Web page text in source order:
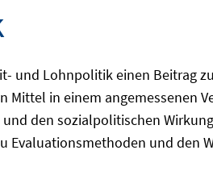
und Lohnpolitik einen Beitrag
in einem angemessenen
den sozialpolitischen
Evaluationsmethoden und den